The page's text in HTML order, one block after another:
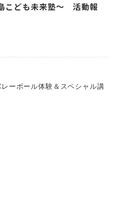
こども未来塾～ 活動報